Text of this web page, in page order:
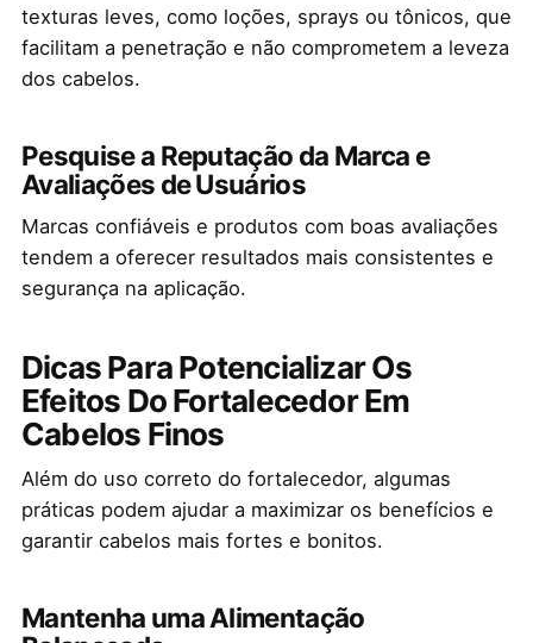
texturas leves, como loções, sprays ou tônicos, que
facilitam a penetração e não comprometem a leveza
dos cabelos.
Pesquise a Reputação da Marca e
Avaliações de Usuários
Marcas confiáveis e produtos com boas avaliações
tendem a oferecer resultados mais consistentes e
segurança na aplicação.
Dicas Para Potencializar Os
Efeitos Do Fortalecedor Em
Cabelos Finos
Além do uso correto do fortalecedor, algumas
práticas podem ajudar a maximizar os benefícios e
garantir cabelos mais fortes e bonitos.
Mantenha uma Alimentação